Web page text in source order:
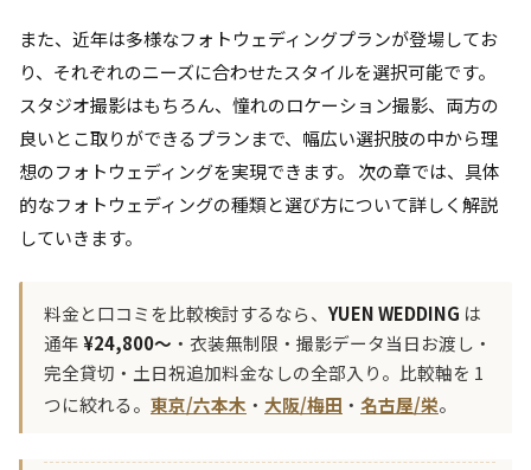
また、近年は多様なフォトウェディングプランが登場してお
り、それぞれのニーズに合わせたスタイルを選択可能です。
スタジオ撮影はもちろん、憧れのロケーション撮影、両方の
良いとこ取りができるプランまで、幅広い選択肢の中から理
想のフォトウェディングを実現できます。 次の章では、具体
的なフォトウェディングの種類と選び方について詳しく解説
していきます。
料金と口コミを比較検討するなら、 YUEN WEDDING は
通年¥24,800〜 ・衣装無制限・撮影データ当日お渡し・
完全貸切・土日祝追加料金なしの全部入り。比較軸を 1
つに絞れる。 東京/六本木 ・ 大阪/梅田 ・ 名古屋/栄。